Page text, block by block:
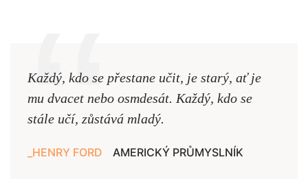
Každý, kdo se přestane učit, je starý, ať je
mu dvacet nebo osmdesát. Každý, kdo se
stále učí, zůstává mladý.
HENRY FORD AMERICKÝ PRŮMYSLNÍK